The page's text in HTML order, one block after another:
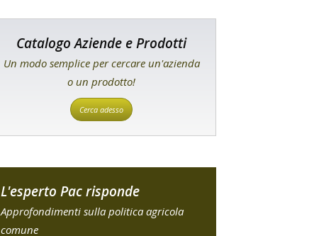
Catalogo Aziende e Prodotti
Un modo semplice per cercare un'azienda
o un prodotto!
Cerca adesso
L'esperto Pac risponde
Approfondimenti sulla politica agricola
comune